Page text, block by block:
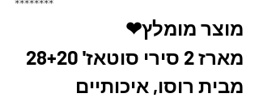
********
מוצר מומלץ❤
מבית רוסו, איכותיים